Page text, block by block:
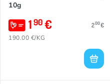
10g
190€ 200€
190.00 €/KG